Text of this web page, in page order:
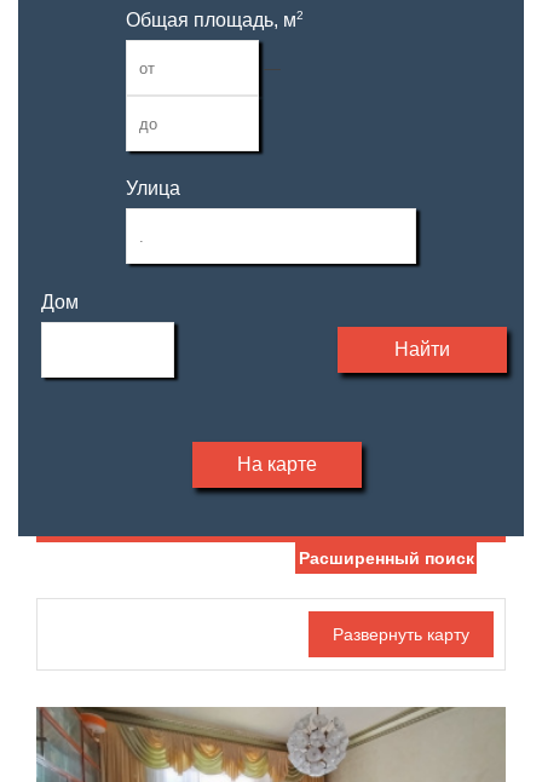
Общая площадь, м2
—
Улица
Дом
Найти
На карте
Жилая площадь
—
Площадь кухни
Санузел
Этаж
Расширенный поиск